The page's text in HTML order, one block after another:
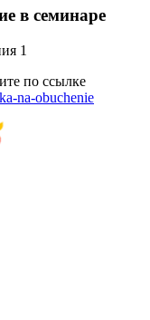
в семинаре
по ссылке
na-obuchenie